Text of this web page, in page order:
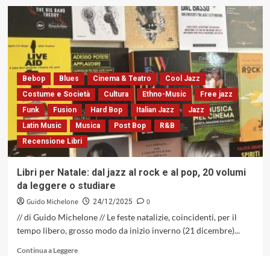
su
Café
Bleu»
degli
Style
Council:
un’inedita
soglia
estetica
tra
soul,
jazz
e
pop
1984)
Bebop Blues Cinema & Teatro
Cool Jazz
Costume e Società
Cultura Ethno-Music
Free jazz
Funk
Fusion Hard Bop Italian Jazz
Jazz
Latin Music
Musica Post Bop
R&B
Recensione Libri
Libri per Natale: dal jazz al rock e al pop, 20 volumi
da leggere o studiare
Guido Michelone 24/12/2025
0
// di Guido Michelone // Le feste natalizie, coincidenti, per il
tempo libero, grosso modo da inizio inverno (21 dicembre)...
Continua a LeggereLeggi